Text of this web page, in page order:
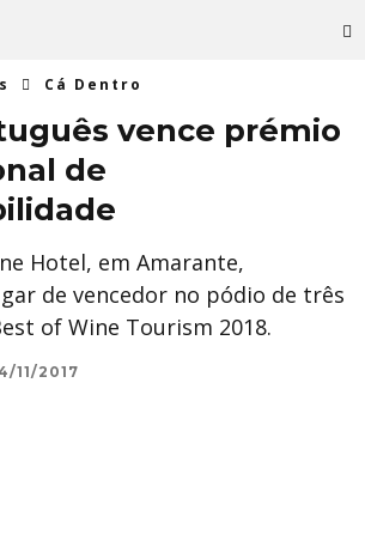
Cá Dentro
vence prémio
de
Hotel, em Amarante,
de vencedor no pódio de três
of Wine Tourism 2018.
11/2017